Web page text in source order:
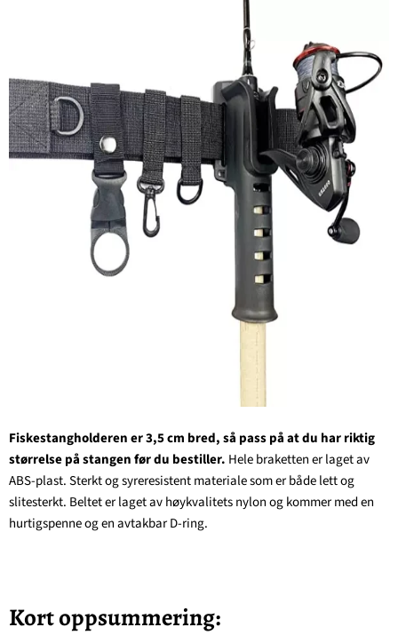
Fiskestangholderen er 3,5 cm bred, så pass på at du har riktig
størrelse på stangen før du bestiller. Hele braketten er laget av
ABS-plast. Sterkt og syreresistent materiale som er både lett og
slitesterkt. Beltet er laget av høykvalitets nylon og kommer med en
hurtigspenne og en avtakbar D-ring.
Kort oppsummering: